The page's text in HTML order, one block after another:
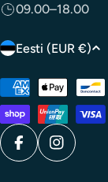
09.00–18.00
R
i
i
k
/
p
Eesti (EUR €)
Makseviisid
FacebookInstagram